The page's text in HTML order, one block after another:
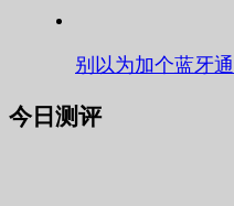
别以为加个蓝牙
今日测评